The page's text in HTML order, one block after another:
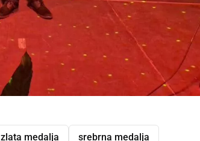
zlata medalja srebrna medalja